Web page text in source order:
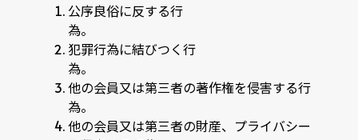
公序良俗に反する行
為。
犯罪行為に結びつく行
為。
他の会員又は第三者の著作権を侵害する行
為。
他の会員又は第三者の財産、プライバシー